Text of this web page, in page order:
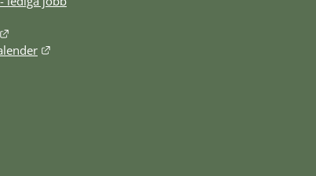
Länk till annan webbplats.
Länk till annan webbplats.